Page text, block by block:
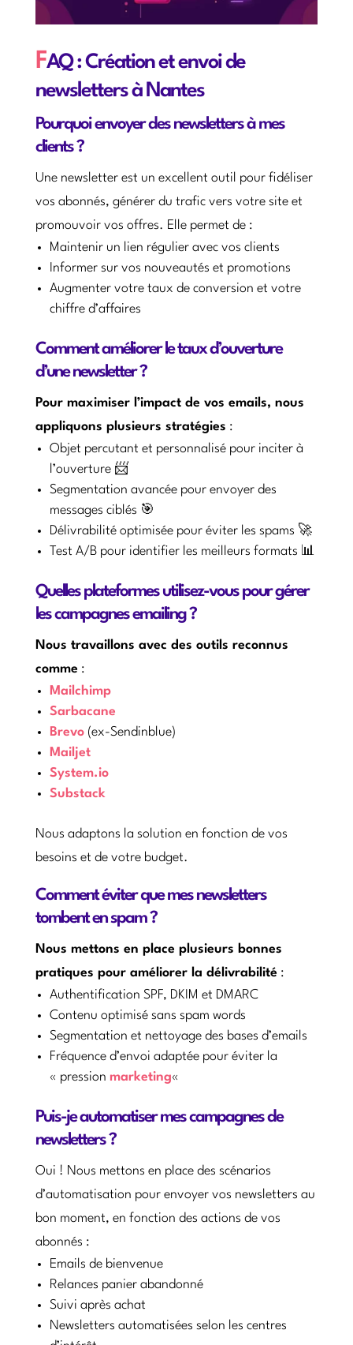
FAQ : Création et envoi de
newsletters à Nantes
Pourquoi envoyer des newsletters à mes
clients ?
Une newsletter est un excellent outil pour fidéliser
vos abonnés, générer du trafic vers votre site et
promouvoir vos offres. Elle permet de :
Maintenir un lien régulier avec vos clients
Informer sur vos nouveautés et promotions
Augmenter votre taux de conversion et votre
chiffre d’affaires
Comment améliorer le taux d’ouverture
d’une newsletter ?
Pour maximiser l’impact de vos emails, nous
appliquons plusieurs stratégies :
Objet percutant et personnalisé pour inciter à
l’ouverture 📨
Segmentation avancée pour envoyer des
messages ciblés 🎯
Délivrabilité optimisée pour éviter les spams 🚀
Test A/B pour identifier les meilleurs formats 📊
Quelles plateformes utilisez-vous pour gérer
les campagnes emailing ?
Nous travaillons avec des outils reconnus
comme :
Mailchimp
Sarbacane
Brevo(ex-Sendinblue)
Mailjet
System.io
Substack
Nous adaptons la solution en fonction de vos
besoins et de votre budget.
Comment éviter que mes newsletters
tombent en spam ?
Nous mettons en place plusieurs bonnes
pratiques pour améliorer la délivrabilité :
Authentification SPF, DKIM et DMARC
Contenu optimisé sans spam words
Segmentation et nettoyage des bases d’emails
Fréquence d’envoi adaptée pour éviter la
« pression marketing«
Puis-je automatiser mes campagnes de
newsletters ?
Oui ! Nous mettons en place des scénarios
d’automatisation pour envoyer vos newsletters au
bon moment, en fonction des actions de vos
abonnés :
Emails de bienvenue
Relances panier abandonné
Suivi après achat
Newsletters automatisées selon les centres